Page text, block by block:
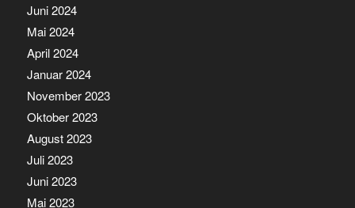
Juni 2024
Mai 2024
April 2024
Januar 2024
November 2023
Oktober 2023
August 2023
Juli 2023
Juni 2023
Mai 2023